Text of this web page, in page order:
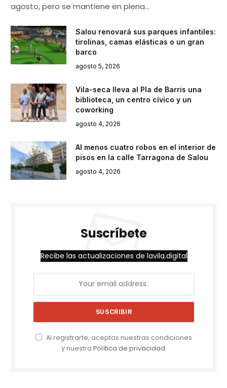
agosto, pero se mantiene en plena…
Salou renovará sus parques infantiles:
tirolinas, camas elásticas o un gran
barco
agosto 5, 2026
Vila-seca lleva al Pla de Barris una
biblioteca, un centro cívico y un
coworking
agosto 4, 2026
Al menos cuatro robos en el interior de
pisos en la calle Tarragona de Salou
agosto 4, 2026
Suscríbete
Recibe las actualizaciones de lavila.digital
Al registrarte, aceptas nuestras condiciones
y nuestra Política de privacidad.